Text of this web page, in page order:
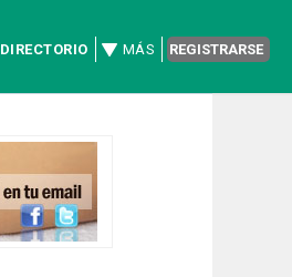
DIRECTORIO MÁS REGISTRARSE